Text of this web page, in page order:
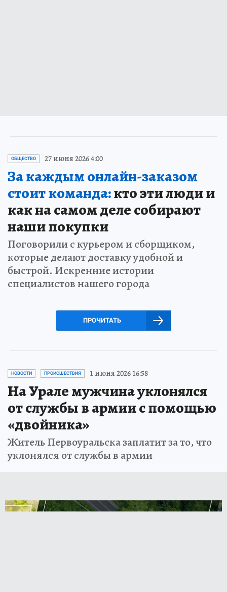
ОБЩЕСТВО 27 июня 2026 4:00
За каждым онлайн-заказом
стоит команда:кто эти люди и
как на самом деле собирают
наши покупки
Поговорили с курьером и сборщиком,
которые делают доставку удобной и
быстрой. Искренние истории
специалистов нашего города
ПРОЧИТАТЬ
НОВОСТИ ПРОИСШЕСТВИЯ 1 июня 2026 16:58
На Урале мужчина уклонялся
от службы в армии с помощью
«двойника»
Житель Первоуральска заплатит за то, что
уклонялся от службы в армии